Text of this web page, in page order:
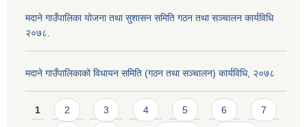
मदाने गाउँपालिका योजना तथा सुशासन समिति गठन तथा सञ्चालन कार्यविधि
२०७८.
मदाने गाउँपालिकाको विधायन समिति (गठन तथा सञ्चालन) कार्यविधि, २०७८
Pages
1 2 3 4 5 6 7